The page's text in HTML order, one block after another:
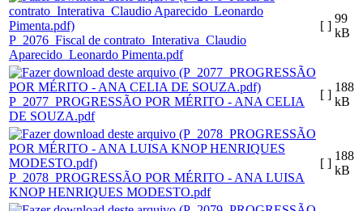
P_2076_Fiscal de contrato_Interativa_Claudio
Aparecido_Leonardo Pimenta.pdf
[ ]
99
kB
P_2077_PROGRESSÃO POR MÉRITO - ANA CELIA
DE SOUZA.pdf
[ ]
188
kB
P_2078_PROGRESSÃO POR MÉRITO - ANA LUISA
KNOP HENRIQUES MODESTO.pdf
[ ]
188
kB